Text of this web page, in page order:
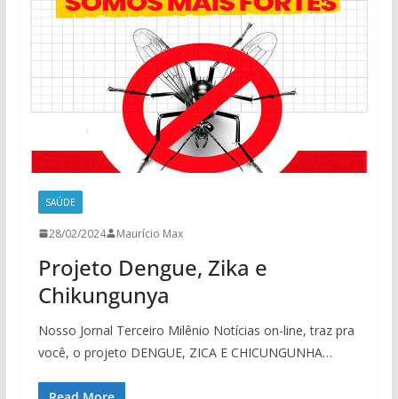
SAÚDE
28/02/2024 Maurício Max
Projeto Dengue, Zika e
Chikungunya
Nosso Jornal Terceiro Milênio Notícias on-line, traz pra
você, o projeto DENGUE, ZICA E CHICUNGUNHA…